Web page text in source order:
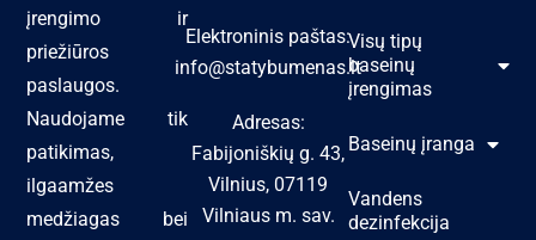
įrengimo ir
priežiūros
paslaugos.
Naudojame tik
patikimas,
ilgaamžes
medžiagas bei
Elektroninis paštas:
info@statybumenas.lt
Adresas:
Fabijoniškių g. 43,
Vilnius, 07119
Vilniaus m. sav.
Visų tipų
baseinų
įrengimas
Baseinų įranga
Vandens
dezinfekcija